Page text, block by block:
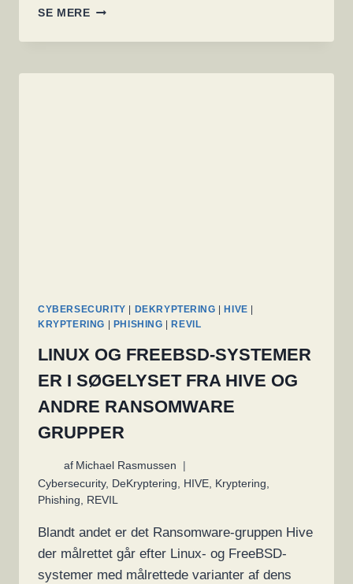
SE MEREFBI
RANSOMWARE
HAR
CYBERSECURITY | DEKRYPTERING |HIVE |
KRYPTERING | PHISHING |REVIL
LINUX OG FREEBSD-SYSTEMER
ER I SØGELYSET FRA HIVE OG
ANDRE RANSOMWARE
GRUPPER
af Michael Rasmussen
Cybersecurity, DeKryptering, HIVE, Kryptering,
Phishing, REVIL
Blandt andet er det Ransomware-gruppen Hive
der målrettet går efter Linux- og FreeBSD-
systemer med målrettede varianter af dens